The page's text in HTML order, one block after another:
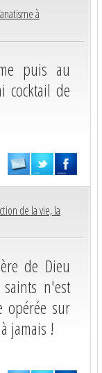
à
puis au
cocktail de
de la vie, la
de Dieu
n'est
opérée sur
jamais !